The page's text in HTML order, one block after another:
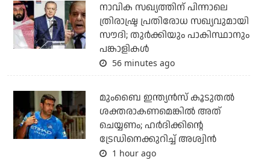
നാവിക സഖ്യത്തിന് പിന്നാലെ
ത്രിരാഷ്ട്ര പ്രതിരോധ സഖ്യവുമായി
സൗദി; തുര്‍ക്കിയും പാകിസ്ഥാനും
പങ്കാളികള്‍
56 minutes ago
മുംബൈ ഇന്ത്യന്‍സ് കൂടുതല്‍
ശക്തരാകണമെങ്കില്‍ അത്
ചെയ്യണം; ഹര്‍ദിക്കിന്റെ
ട്രേഡിനെക്കുറിച്ച് അശ്വിന്‍
1 hour ago